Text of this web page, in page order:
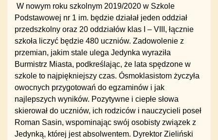
W nowym roku szkolnym 2019/2020 w Szkole
Podstawowej nr 1 im. będzie działał jeden oddział
przedszkolny oraz 20 oddziałów klas I – VIII, łącznie
szkoła liczyć będzie 480 uczniów. Zadowolenie z
przemian, jakim stale ulega Jedynka wyraziła
Burmistrz Miasta, podkreślając, że lata spędzone w
szkole to najpiękniejszy czas. Ósmoklasistom życzyła
owocnych przygotowań do egzaminów i jak
najlepszych wyników. Pozytywne i ciepłe słowa
skierował do uczniów, ich rodziców i nauczycieli poseł
Roman Sasin, wspominając swój osobisty związek z
Jedynką, której jest absolwentem. Dyrektor Zieliński